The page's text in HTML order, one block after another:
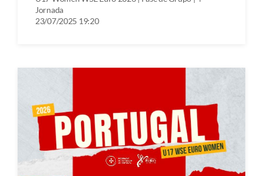
Jornada
23/07/2025 19:20